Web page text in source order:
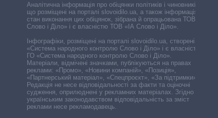
Аналітична інформація про обіцянки політиків і чиновників,
що розміщені на порталі slovoidilo.ua, а також інформація про
стан виконання цих обіцянок, зібрана й опрацьована ТОВ «ІА
Слово і Діло» і є власністю ТОВ «ІА Слово і Діло».
Інфографіки, розміщені на порталі slovoidilo.ua, створені ГО
«Система народного контролю Слово і Діло» і є власністю
ГО «Система народного контролю Слово і Діло».
Матеріали, відмічені значками, публікуються на правах
реклами: «Промо», «Новини компаній», «Позиція»,
«Партнерський матеріал», «Спецпроєкт», «За підтримки».
Редакція не несе відповідальності за факти та оціночні
судження, оприлюднені у рекламних матеріалах. Згідно з
українським законодавством відповідальність за зміст
реклами несе рекламодавець.